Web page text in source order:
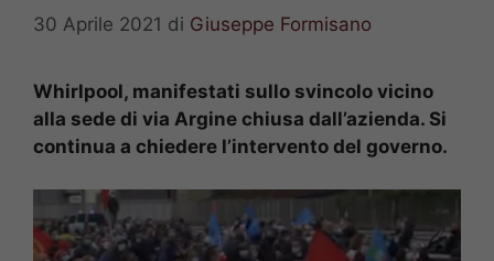
30 Aprile 2021 di Giuseppe Formisano
Whirlpool, manifestati sullo svincolo vicino
alla sede di via Argine chiusa dall’azienda. Si
continua a chiedere l’intervento del governo.